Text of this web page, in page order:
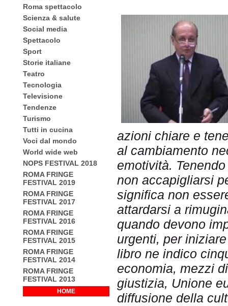
Roma spettacolo
Scienza & salute
Social media
Spettacolo
Sport
Storie italiane
Teatro
Tecnologia
Televisione
Tendenze
Turismo
Tutti in cucina
Voci dal mondo
World wide web
NOPS FESTIVAL 2018
ROMA FRINGE
FESTIVAL 2019
ROMA FRINGE
FESTIVAL 2017
ROMA FRINGE
FESTIVAL 2016
ROMA FRINGE
FESTIVAL 2015
ROMA FRINGE
FESTIVAL 2014
ROMA FRINGE
FESTIVAL 2013
HOME
azioni chiare e
al cambiamento
emotività.
non accapigliarsi
significa non
attardarsi a
quando devono
urgenti, per
libro ne indico
economia, mezzi
giustizia, Unione
diffusione della